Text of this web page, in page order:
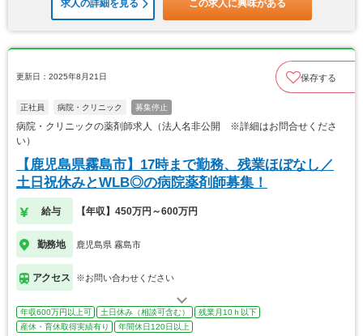
求人の詳細を見る この求人に興味がある
更新日：2025年8月21日 保存する
正社員 病院・クリニック 募集停止
病院・クリニックの薬剤師求人（法人名非公開 ※詳細はお問合せくださ
い）
【鹿児島県霧島市】17時まで勤務、残業ほぼなし／
土日祝休みとWLB◎の病院薬剤師募集！
給与 【年収】450万円～600万円
勤務地 鹿児島県 霧島市
アクセス ※お問い合わせください
年収600万円以上可 土日休み（相談可含む）
残業月10ｈ以下
産休・育休取得実績有り
年間休日120日以上